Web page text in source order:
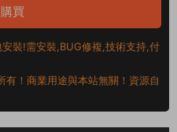
買
裝!需安裝,BUG修複,技術支持,付
！商業用途與本站無關！資源自